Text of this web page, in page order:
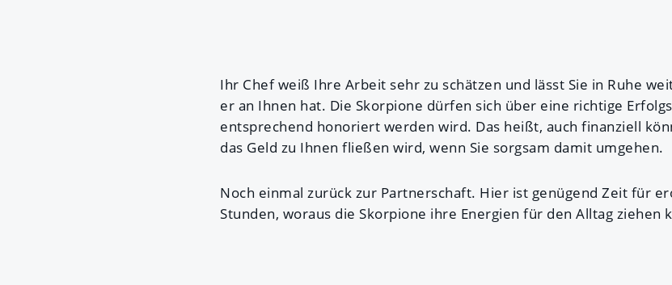
Ihr Chef weiß Ihre Arbeit sehr zu schätzen und lässt Sie in Ruhe
er an Ihnen hat. Die Skorpione dürfen sich über eine richtige
entsprechend honoriert werden wird. Das heißt, auch finanziell
das Geld zu Ihnen fließen wird, wenn Sie sorgsam damit umgehen.
Noch einmal zurück zur Partnerschaft. Hier ist genügend Zeit für
Stunden, woraus die Skorpione ihre Energien für den Alltag ziehen